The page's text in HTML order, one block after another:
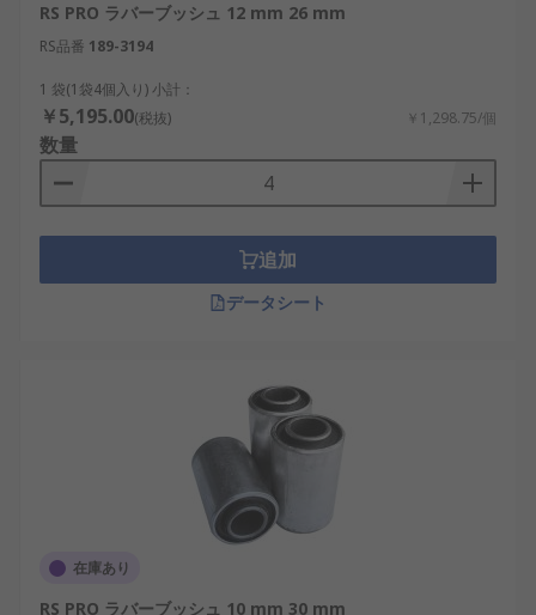
ブルドーザー
車両のサスペンション
RS PRO ラバーブッシュ 12 mm 26 mm
RS品番 189-3194
1 袋(1袋4個入り) 小計：
￥5,195.00(税抜) ￥1,298.75/個
数量
追加
データシート
在庫あり
RS PRO ラバーブッシュ 10 mm 30 mm